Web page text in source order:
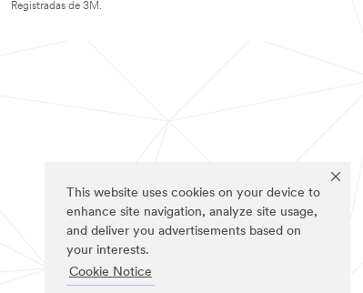
This website uses cookies on your device to
enhance site navigation, analyze site usage,
and deliver you advertisements based on
your interests.
Cookie Notice
Registradas de 3M.